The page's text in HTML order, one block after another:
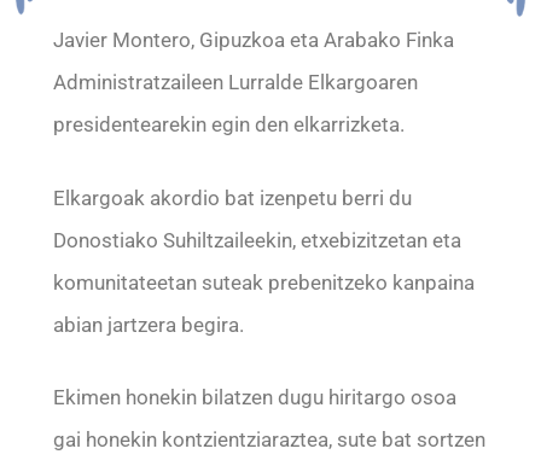
Javier Montero, Gipuzkoa eta Arabako Finka
Administratzaileen Lurralde Elkargoaren
presidentearekin egin den elkarrizketa.
Elkargoak akordio bat izenpetu berri du
Donostiako Suhiltzaileekin, etxebizitzetan eta
komunitateetan suteak prebenitzeko kanpaina
abian jartzera begira.
Ekimen honekin bilatzen dugu hiritargo osoa
gai honekin kontzientziaraztea, sute bat sortzen